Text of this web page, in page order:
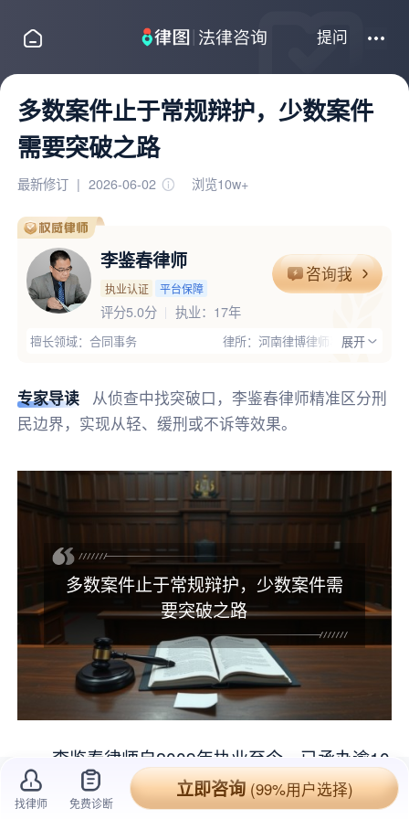
提问
多数案件止于常规辩护，少数案件
需要突破之路
最新修订 | 2026-06-02 浏览10w+
李鉴春律师
执业认证 平台保障
咨询我
评分5.0分 执业： 17年
擅长领域：合同事务
律所：河南律博律师事务所
展开
专家导读
从侦查中找突破口，李鉴春律师精准区分刑
民边界，实现从轻、缓刑或不诉等效果。
多数案件止于常规辩护，少数案件需
要突破之路
李鉴春律师自2009年执业至今，已承办逾10
00件案件，其中刑事辩护案件多达300余件，在
找律师 免费诊断
立即咨询(99%用户选择)